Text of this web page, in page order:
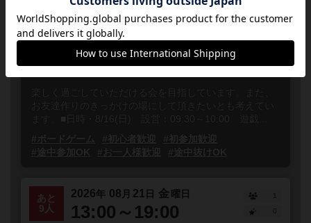
第4回 うさぎボードゲーム会🐰（初
心者・初参加歓迎）
神奈川県 横浜駅から徒歩10分程度 誰でも参加
楽しく過ごしていただける会を目指しています。また、
お友達作りのきっかけの場にして頂きたいとも考えてい
ます。■日時・8/16(日) 設営：09:30～10:00 遊戯...
#ボードゲーム
#初心者歓迎
#初参加歓迎
#途中参加OK
#お一人様歓迎 #途中抜けOK
あと
9人
2026年 08 月 21 日 金曜日
13:00～19:00
1